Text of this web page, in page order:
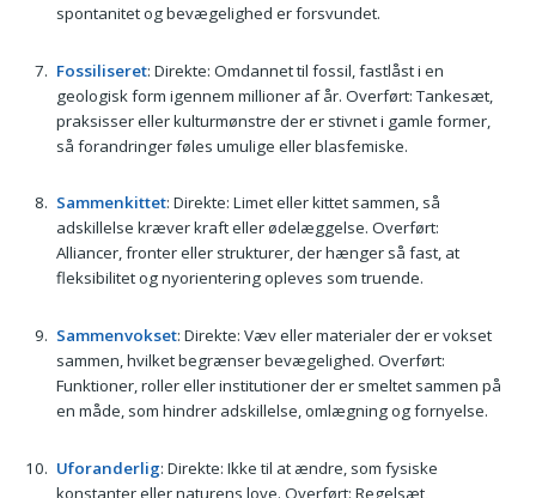
spontanitet og bevægelighed er forsvundet.
Fossiliseret: Direkte: Omdannet til fossil, fastlåst i en
geologisk form igennem millioner af år. Overført: Tankesæt,
praksisser eller kulturmønstre der er stivnet i gamle former,
så forandringer føles umulige eller blasfemiske.
Sammenkittet: Direkte: Limet eller kittet sammen, så
adskillelse kræver kraft eller ødelæggelse. Overført:
Alliancer, fronter eller strukturer, der hænger så fast, at
fleksibilitet og nyorientering opleves som truende.
Sammenvokset: Direkte: Væv eller materialer der er vokset
sammen, hvilket begrænser bevægelighed. Overført:
Funktioner, roller eller institutioner der er smeltet sammen på
en måde, som hindrer adskillelse, omlægning og fornyelse.
Uforanderlig: Direkte: Ikke til at ændre, som fysiske
konstanter eller naturens love. Overført: Regelsæt,